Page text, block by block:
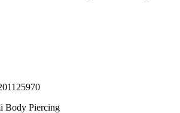
Body Piercing